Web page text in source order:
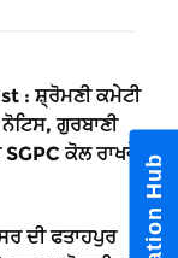
: ਸ਼੍ਰੋਮਣੀ ਕਮੇਟੀ
ਗੁਰਬਾਣੀ
ਕੋਲ ਰਾਖਵੇਂ
ਦੀ ਫਤਾਹਪੁਰ